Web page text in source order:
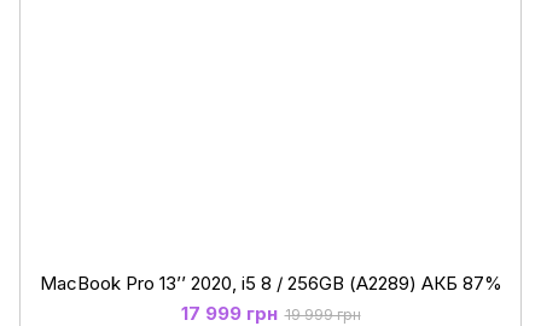
MacBook Pro 13’’ 2020, i5 8 / 256GB (А2289) АКБ 87%
17 999 грн 19 999 грн